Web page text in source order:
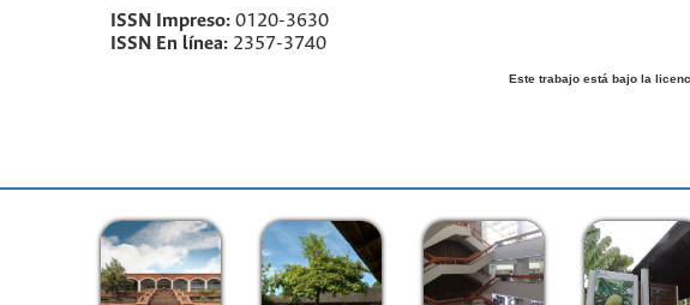
ISSN Impreso: 0120-3630
ISSN En línea: 2357-3740
Este trabajo está bajo la